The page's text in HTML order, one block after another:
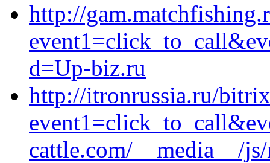
http://
d=Up-biz.ru
http://itronrussia.ru/
cattle.com/__media__/